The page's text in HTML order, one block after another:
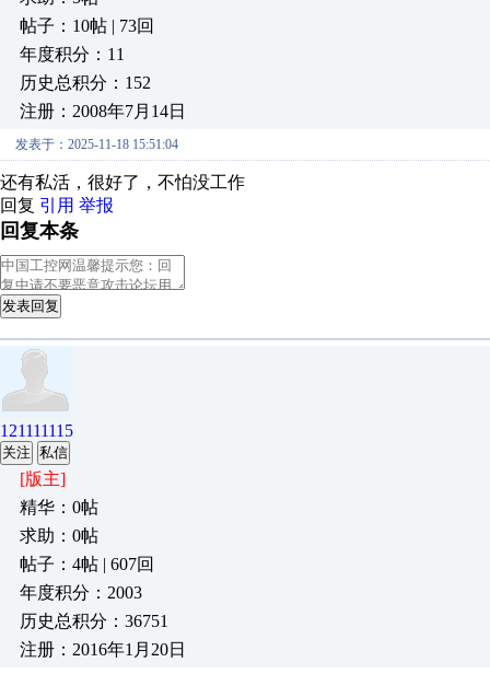
帖子：10帖 | 73回
年度积分：11
历史总积分：152
注册：2008年7月14日
发表于：2025-11-18 15:51:04
还有私活，很好了，不怕没工作
回复 引用 举报
回复本条
发表回复
121111115
关注 私信
[版主]
精华：0帖
求助：0帖
帖子：4帖 | 607回
年度积分：2003
历史总积分：36751
注册：2016年1月20日